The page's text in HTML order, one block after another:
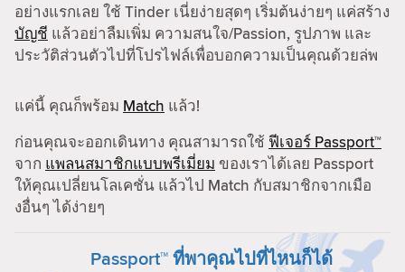
อย่างแรกเลย ใช้ Tinder เนี่ยง่ายสุดๆ เริ่มต้นง่ายๆ แค่สร้าง
บัญชี แล้วอย่าลืมเพิ่ม ความสนใจ/Passion, รูปภาพ และ
ประวัติส่วนตัวไปที่โปรไฟล์เพื่อบอกความเป็นคุณด้วยล่พ
แค่นี้ คุณก็พร้อม Match แล้ว!
ก่อนคุณจะออกเดินทาง คุณสามารถใช้ ฟีเจอร์ Passport™
จาก แพลนสมาชิกแบบพรีเมี่ยม ของเราได้เลย Passport
ให้คุณเปลี่ยนโลเคชั่น แล้วไป Match กับสมาชิกจากเมือ
งอื่นๆ ได้ง่ายๆ
Passport™ ที่พาคุณไปที่ไหนก็ได้